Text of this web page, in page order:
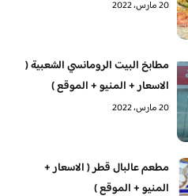
20 مارس، 2022
مطابخ البيت الرومانسي الشعبية (
الاسعار + المنيو + الموقع )
20 مارس، 2022
مطعم عالبال قطر ( الاسعار +
المنيو + الموقع )